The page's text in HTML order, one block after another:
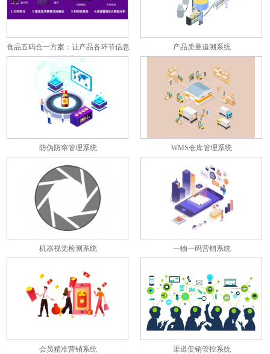
食品五码合一方案：让产品各环节信息
彼此关联
产品质量追溯系统
防伪防窜管理系统 WMS仓库管理系统
机器视觉检测系统 一物一码营销系统
会员精准营销系统 渠道促销管控系统